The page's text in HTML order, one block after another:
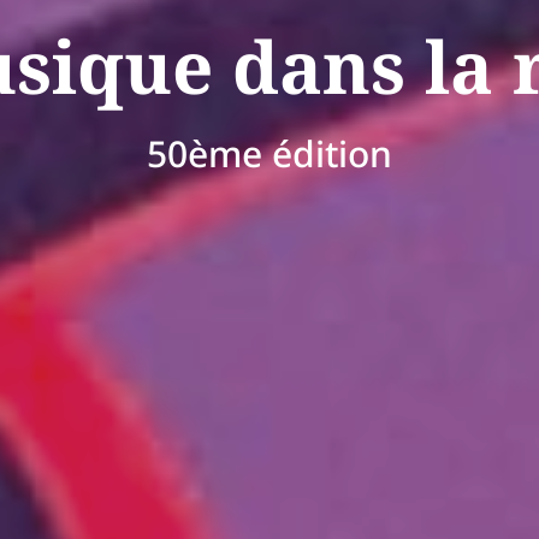
dans la
50ème édition